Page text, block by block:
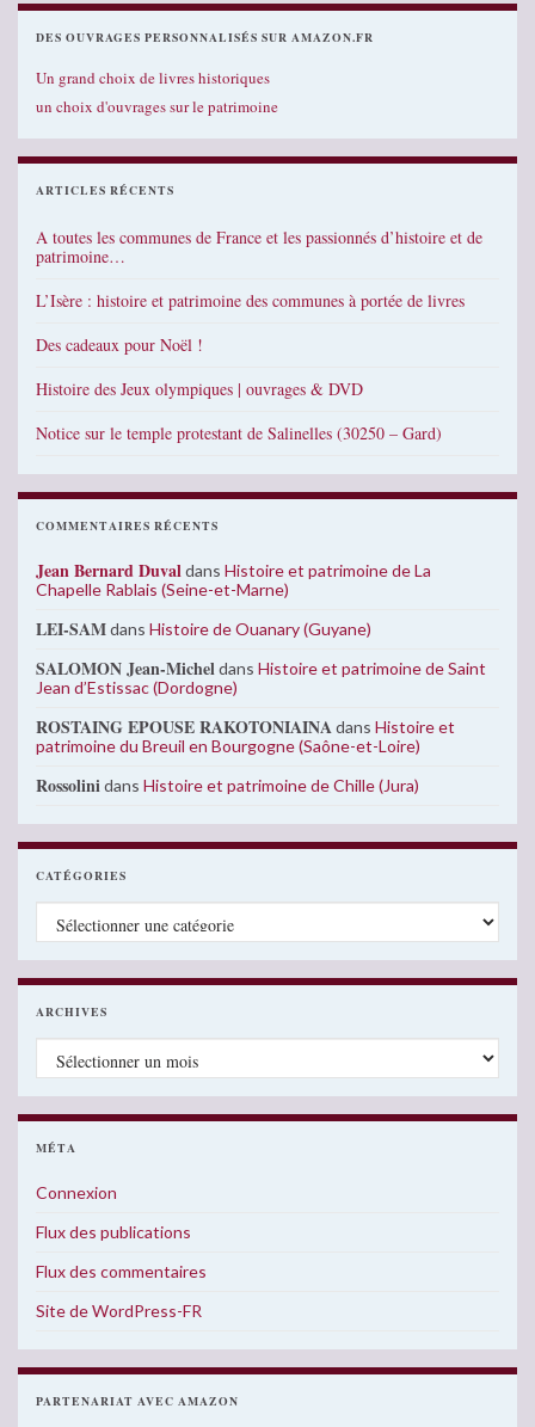
DES OUVRAGES PERSONNALISÉS SUR AMAZON.FR
Un grand choix de livres historiques
un choix d'ouvrages sur le patrimoine
ARTICLES RÉCENTS
A toutes les communes de France et les passionnés d’histoire et de
patrimoine…
L’Isère : histoire et patrimoine des communes à portée de livres
Des cadeaux pour Noël !
Histoire des Jeux olympiques | ouvrages & DVD
Notice sur le temple protestant de Salinelles (30250 – Gard)
COMMENTAIRES RÉCENTS
Jean Bernard Duvaldans Histoire et patrimoine de La
Chapelle Rablais (Seine-et-Marne)
LEI-SAMdans Histoire de Ouanary (Guyane)
SALOMON Jean-Micheldans Histoire et patrimoine de Saint
Jean d’Estissac (Dordogne)
ROSTAING EPOUSE RAKOTONIAINAdans Histoire et
patrimoine du Breuil en Bourgogne (Saône-et-Loire)
Rossolinidans Histoire et patrimoine de Chille (Jura)
CATÉGORIES
Catégories
ARCHIVES
Archives
MÉTA
Connexion
Flux des publications
Flux des commentaires
Site de WordPress-FR
PARTENARIAT AVEC AMAZON